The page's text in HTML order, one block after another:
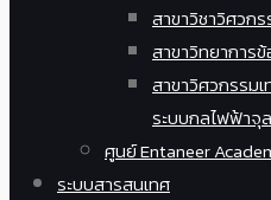
สาขาวิชาวิศวก
สาขาวิทยาการ
สาขาวิศวกรรม
ระบบกลไฟฟ้าจุ
ศูนย์ Entaneer
ระบบสารสนเทศ